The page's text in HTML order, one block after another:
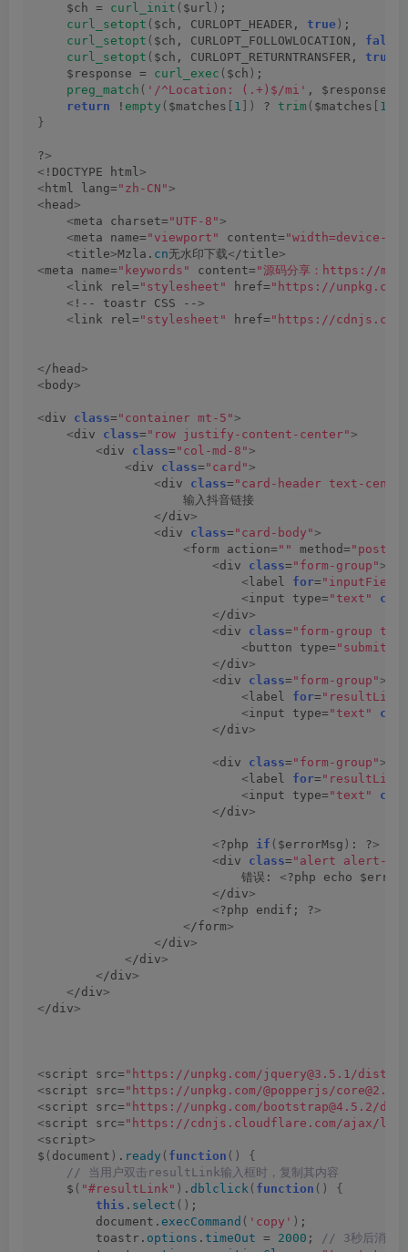
    $ch =
curl_init ( $url ) ;
curl_setopt ( $ch, CURLOPT_HEADER, true ) ;
curl_setopt ( $ch, CURLOPT_FOLLOWLOCATION, false
curl_setopt ( $ch, CURLOPT_RETURNTRANSFER, true
    $response =
curl_exec ( $ch ) ;
preg_match ( '/^Location: (.+)$/mi' , $response,
return ! empty ( $matches 1 ]) ? trim ( $matches 1
}
?>
< !DOCTYPE html>
< html lang= "zh-CN">
< head>
<meta charset= "UTF-8">
<meta name= "viewport" content= "width=device-
<title>Mzla. cn无水印下载< /title>
<meta name= "keywords" content= "源码分享：https://
< link rel= "stylesheet" href= "https://
< !-- toastr CSS -->
< link rel= "stylesheet" href= "https://
< /head>
< body>
<div class= "container mt-5">
<div class= "row justify-content-center">
<div class= "col-md-8">
<div class= "card">
<div class= "card-header text-
                    输入抖音链接
< /div>
<div class= "card-body">
<form action= "" method= "post"
<div class= "form-group">
< label for= "inputField"
<input type= "text"
< /div>
<div class= "form-group
< button type= "submit"
< /div>
<div class= "form-group">
< label for= "resultLink"
<input type= "text"
< /div>
<div class= "form-group">
< label for= "resultLink"
<input type= "text"
< /div>
<?php if ( $errorMsg ) : ?>
<div class= "alert alert-
                            错误:
<?php echo
< /div>
<?php endif; ?>
< /form>
< /div>
< /div>
< /div>
< /div>
< /div>
<script src= "https://unpkg.com/jquery@3.5.1/dist/
<script src= "https://unpkg.com/@popperjs/
<script src= "https://unpkg.com/bootstrap@4.5.2/
<script src= "https://cdnjs.cloudflare.com/ajax/
<script>
$ ( document ) . ready ( function ()
{
// 当用户双击resultLink输入框时，复制其内容
    $
( "#resultLink" ) . dblclick ( function ()
{
this . select () ;
        document.
execCommand ( 'copy' ) ;
        toastr.
options . timeOut = 2000 ;
// 3秒后消失